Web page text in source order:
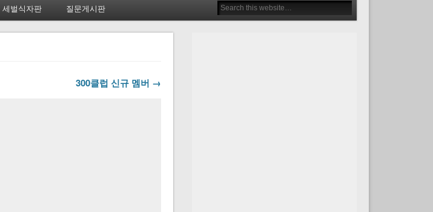
세벌식자판 질문게시판
300클럽 신규 멤버 →